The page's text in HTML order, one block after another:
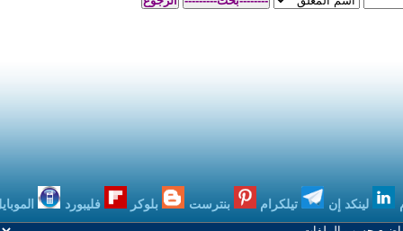
بنترست بلوكر فليبورد الموبايل بودكاست